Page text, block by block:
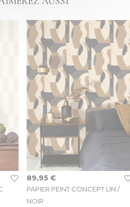
PAPIER PEINT CONCEPT LIN /
NOIR
89,95 €